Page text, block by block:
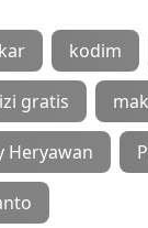
kodim
gratis
Heryawan